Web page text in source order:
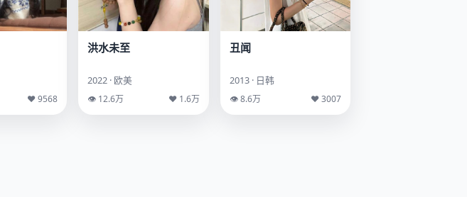
♥ 9568
洪水未至
2022 · 欧美
👁 12.6万 ♥ 1.6万
丑闻
2013 · 日韩
👁 8.6万 ♥ 3007